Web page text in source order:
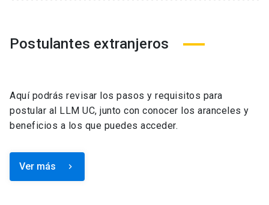
Postulantes extranjeros
Aquí podrás revisar los pasos y requisitos para
postular al LLM UC, junto con conocer los aranceles y
beneficios a los que puedes acceder.
Ver más keyboard_arrow_right